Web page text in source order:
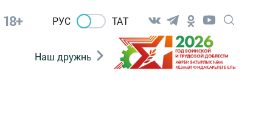
18+ РУС ТАТ
Наш дружный коллектив Документы